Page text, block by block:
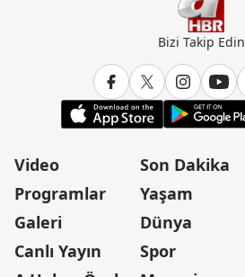
Bizi Takip Edin
Video
Programlar
Galeri
Canlı Yayın
Son Dakika
Yaşam
Dünya
Spor